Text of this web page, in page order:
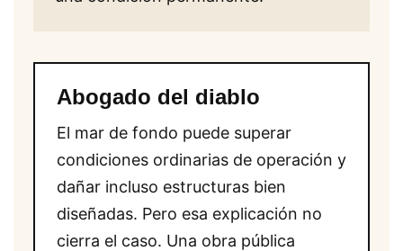
Abogado del diablo
El mar de fondo puede superar
condiciones ordinarias de operación y
dañar incluso estructuras bien
diseñadas. Pero esa explicación no
cierra el caso. Una obra pública